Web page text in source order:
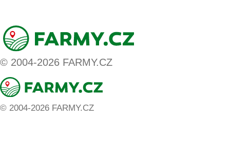
© 2004-2026 FARMY.CZ
© 2004-2026 FARMY.CZ